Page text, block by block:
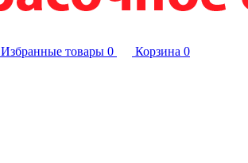
Избранные товары 0 Корзина 0